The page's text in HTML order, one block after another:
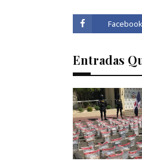
Facebook
Entradas